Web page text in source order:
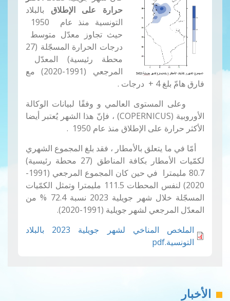
حرارة على الإطلاق بالبلاد
حيث تجاوز معدّل متوسط ​​
درجات الحرارة المسجّلة (27
محطة رئيسية) المعدّل ​​
المرجعي (1991-2020) مع
فارق هامّ بلغ 4 + درجات .
وعلى المستوى العالمي و وفقًا لبيانات الوكالة
الأوروبية (COPERNICUS) ، فإنّ هذا الشهر يُعتبر أيضا
الأكثر حرارة على الإطلاق منذ عام 1950 .
أمّا في ما يتعلق بالأمطار ، فقد بلغ المجموع الشهري
لكمّيات الأمطار بكافة المناطق (27 محطة رئيسية)
80.7 مليمترا في حين كان المجموع المرجعي (1991-
2020) لنفس المحطات 111.5 مليمترا وتمثل الكمّيات
المسجّلة خلال شهر جويلية 2023 نسبة 72.4 % من
المعدّل المرجعي لشهر جويلية (1991-2020).
الملخص المناخي لشهر جويلية 2023 بالبلاد
التونسية.pdf
الأخبار